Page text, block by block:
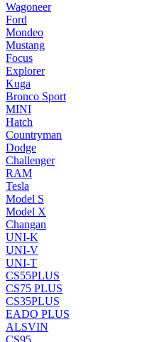
Wagoneer
Ford
Mondeo
Mustang
Focus
Explorer
Kuga
Bronco Sport
MINI
Hatch
Countryman
Dodge
Challenger
RAM
Tesla
Model S
Model X
Changan
UNI-K
UNI-V
UNI-T
CS55PLUS
CS75 PLUS
CS35PLUS
EADO PLUS
ALSVIN
CS95